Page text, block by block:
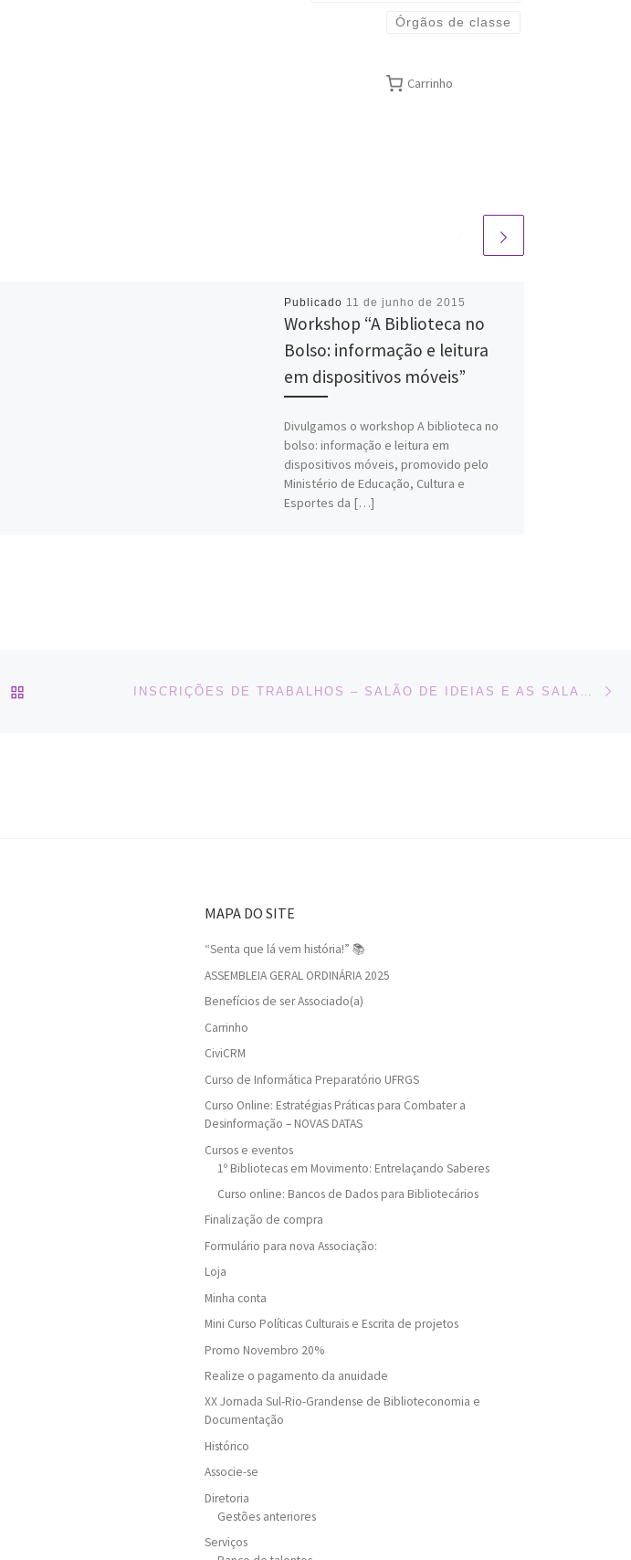
Publicado 11 de junho de 2015
Workshop “A Biblioteca no
Bolso: informação e leitura
em dispositivos móveis”
Divulgamos o workshop A biblioteca no
bolso: informação e leitura em
dispositivos móveis, promovido pelo
Ministério de Educação, Cultura e
Esportes da […]
Órgãos de classe
Carrinho
BACK TO POST LIST
MAPA DO SITE
“Senta que lá vem história!” 📚
ASSEMBLEIA GERAL ORDINÁRIA 2025
Benefícios de ser Associado(a)
Carrinho
CiviCRM
Curso de Informática Preparatório UFRGS
Curso Online: Estratégias Práticas para Combater a
Desinformação – NOVAS DATAS
Cursos e eventos
1º Bibliotecas em Movimento: Entrelaçando Saberes
Curso online: Bancos de Dados para Bibliotecários
Finalização de compra
Formulário para nova Associação:
Loja
Minha conta
Mini Curso Políticas Culturais e Escrita de projetos
Promo Novembro 20%
Realize o pagamento da anuidade
XX Jornada Sul-Rio-Grandense de Biblioteconomia e
Documentação
Histórico
Associe-se
Diretoria
Gestões anteriores
Serviços